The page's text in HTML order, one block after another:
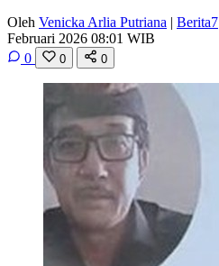
Oleh Venicka Arlia Putriana | Berita7
Februari 2026 08:01 WIB
0
0 0